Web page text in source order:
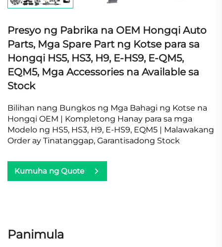
Presyo ng Pabrika na OEM Hongqi Auto
Parts, Mga Spare Part ng Kotse para sa
Hongqi HS5, HS3, H9, E-HS9, E-QM5,
EQM5, Mga Accessories na Available sa
Stock
Bilihan nang Bungkos ng Mga Bahagi ng Kotse na
Hongqi OEM | Kompletong Hanay para sa mga
Modelo ng HS5, HS3, H9, E-HS9, EQM5 | Malawakang
Order ay Tinatanggap, Garantisadong Stock
Kumuha ng Quote
Panimula